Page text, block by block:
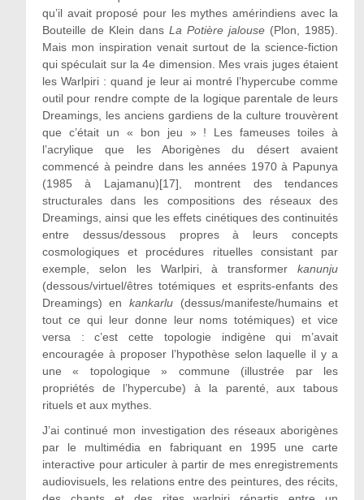
qu’il avait proposé pour les mythes amérindiens avec la
Bouteille de Klein dansLa Potière jalouse (Plon, 1985).
Mais mon inspiration venait surtout de la science-fiction
qui spéculait sur la 4e dimension. Mes vrais juges étaient
les Warlpiri : quand je leur ai montré l’hypercube comme
outil pour rendre compte de la logique parentale de leurs
Dreamings, les anciens gardiens de la culture trouvèrent
que c’était un « bon jeu » ! Les fameuses toiles à
l’acrylique que les Aborigènes du désert avaient
commencé à peindre dans les années 1970 à Papunya
(1985 à Lajamanu)[17], montrent des tendances
structurales dans les compositions des réseaux des
Dreamings, ainsi que les effets cinétiques des continuités
entre dessus/dessous propres à leurs concepts
cosmologiques et procédures rituelles consistant par
exemple, selon les Warlpiri, à transformerkanunju
(dessous/virtuel/êtres totémiques et esprits-enfants des
Dreamings) enkankarlu (dessus/manifeste/humains et
tout ce qui leur donne leur noms totémiques) et vice
versa : c’est cette topologie indigène qui m’avait
encouragée à proposer l’hypothèse selon laquelle il y a
une « topologique » commune (illustrée par les
propriétés de l’hypercube) à la parenté, aux tabous
rituels et aux mythes.
J’ai continué mon investigation des réseaux aborigènes
par le multimédia en fabriquant en 1995 une carte
interactive pour articuler à partir de mes enregistrements
audiovisuels, les relations entre des peintures, des récits,